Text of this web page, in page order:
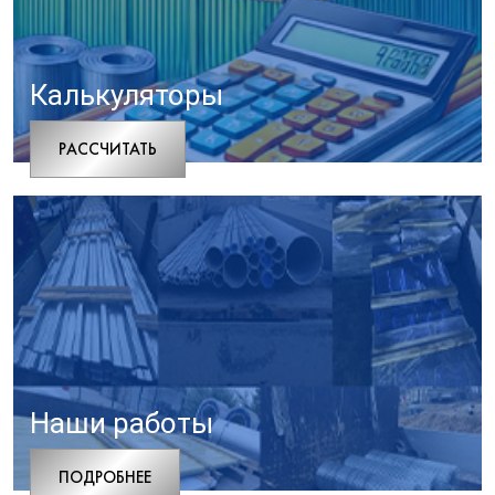
Калькуляторы
РАCСЧИТАТЬ
Наши работы
ПОДРОБНЕЕ